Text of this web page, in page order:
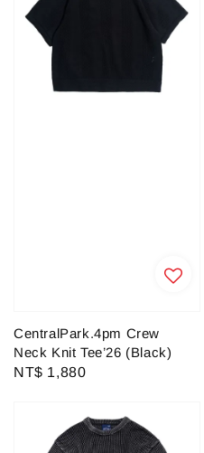
CentralPark.4pm Crew
Neck Knit Tee’26 (Black)
Regular
NT$ 1,880